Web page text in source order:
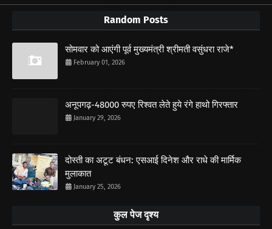
Random Posts
सोमवार को आएंगी पूर्व मुख्यमंत्री श्रीमती वसुंधरा राजे*
February 01, 2026
अनूपगढ़-48000 रुपए रिश्वत लेते हुये रंगे हाथो गिरफ्तार
January 29, 2026
दोस्ती का अटूट बंधन: एसआई दिनेश और राधे की मार्मिक
मुलाकात
January 25, 2026
कुल पेज दृश्य